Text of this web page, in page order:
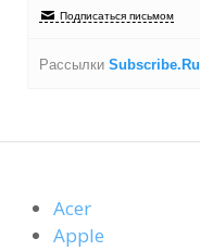
Подписаться письмом
Рассылки Subscribe.Ru
Acer
Apple